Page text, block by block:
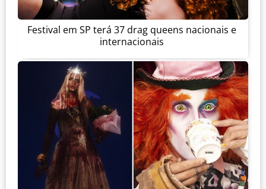
Festival em SP terá 37 drag queens nacionais e
internacionais